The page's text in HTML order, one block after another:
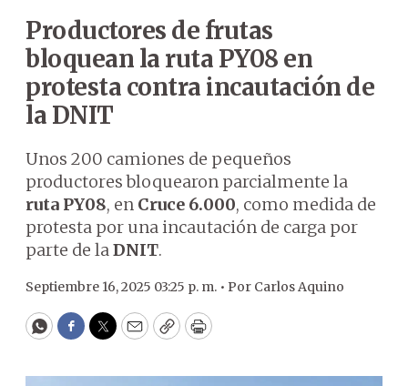
Productores de frutas
bloquean la ruta PY08 en
protesta contra incautación de
la DNIT
Unos 200 camiones de pequeños
productores bloquearon parcialmente la
ruta PY08, en Cruce 6.000, como medida de
protesta por una incautación de carga por
parte de laDNIT.
Septiembre 16, 2025 03:25 p. m. • Por Carlos Aquino
WhatsApp
Facebook
Twitter
EmailCopyPrint